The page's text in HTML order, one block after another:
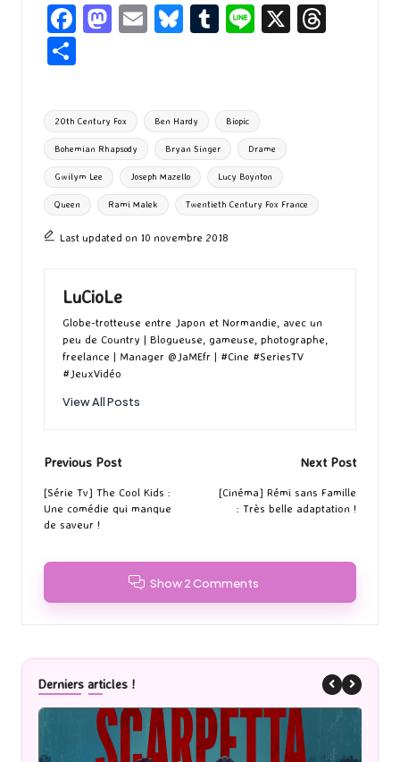
Fa
o
o
k
M
d
o
n
E
l
Bl
ky
T
bl
r
Li X
ta
g
er
Tags:
20th Century Fox Ben Hardy Biopic
Bohemian Rhapsody Bryan Singer Drame
Gwilym Lee Joseph Mazello Lucy Boynton
Queen Rami Malek Twentieth Century Fox France
Last updated on 10 novembre 2018
LuCioLe
Globe-trotteuse entre Japon et Normandie, avec un
peu de Country | Blogueuse, gameuse, photographe,
freelance | Manager @JaMEfr | #Cine #SeriesTV
#JeuxVidéo
View All Posts
Post
navigation
Previous Post
[Série Tv] The Cool Kids :
Une comédie qui manque
de saveur !
Next Post
[Cinéma] Rémi sans Famille
: Très belle adaptation !
Show 2 Comments
Derniers articles !